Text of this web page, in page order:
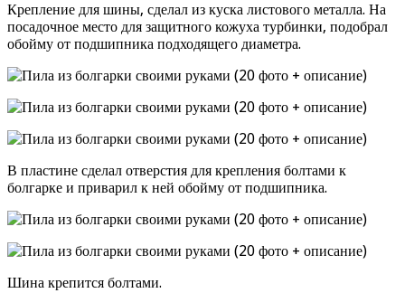
Крепление для шины, сделал из куска листового металла. На
посадочное место для защитного кожуха турбинки, подобрал
обойму от подшипника подходящего диаметра.
В пластине сделал отверстия для крепления болтами к
болгарке и приварил к ней обойму от подшипника.
Шина крепится болтами.